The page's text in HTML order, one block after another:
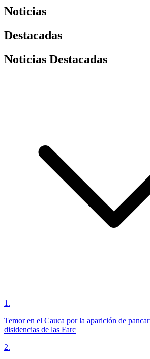
Noticias
Destacadas
Noticias Destacadas
1 .
Temor en el Cauca por la aparición de
disidencias de las Farc
2.